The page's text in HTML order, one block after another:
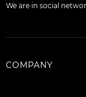
We are in social
COMPANY